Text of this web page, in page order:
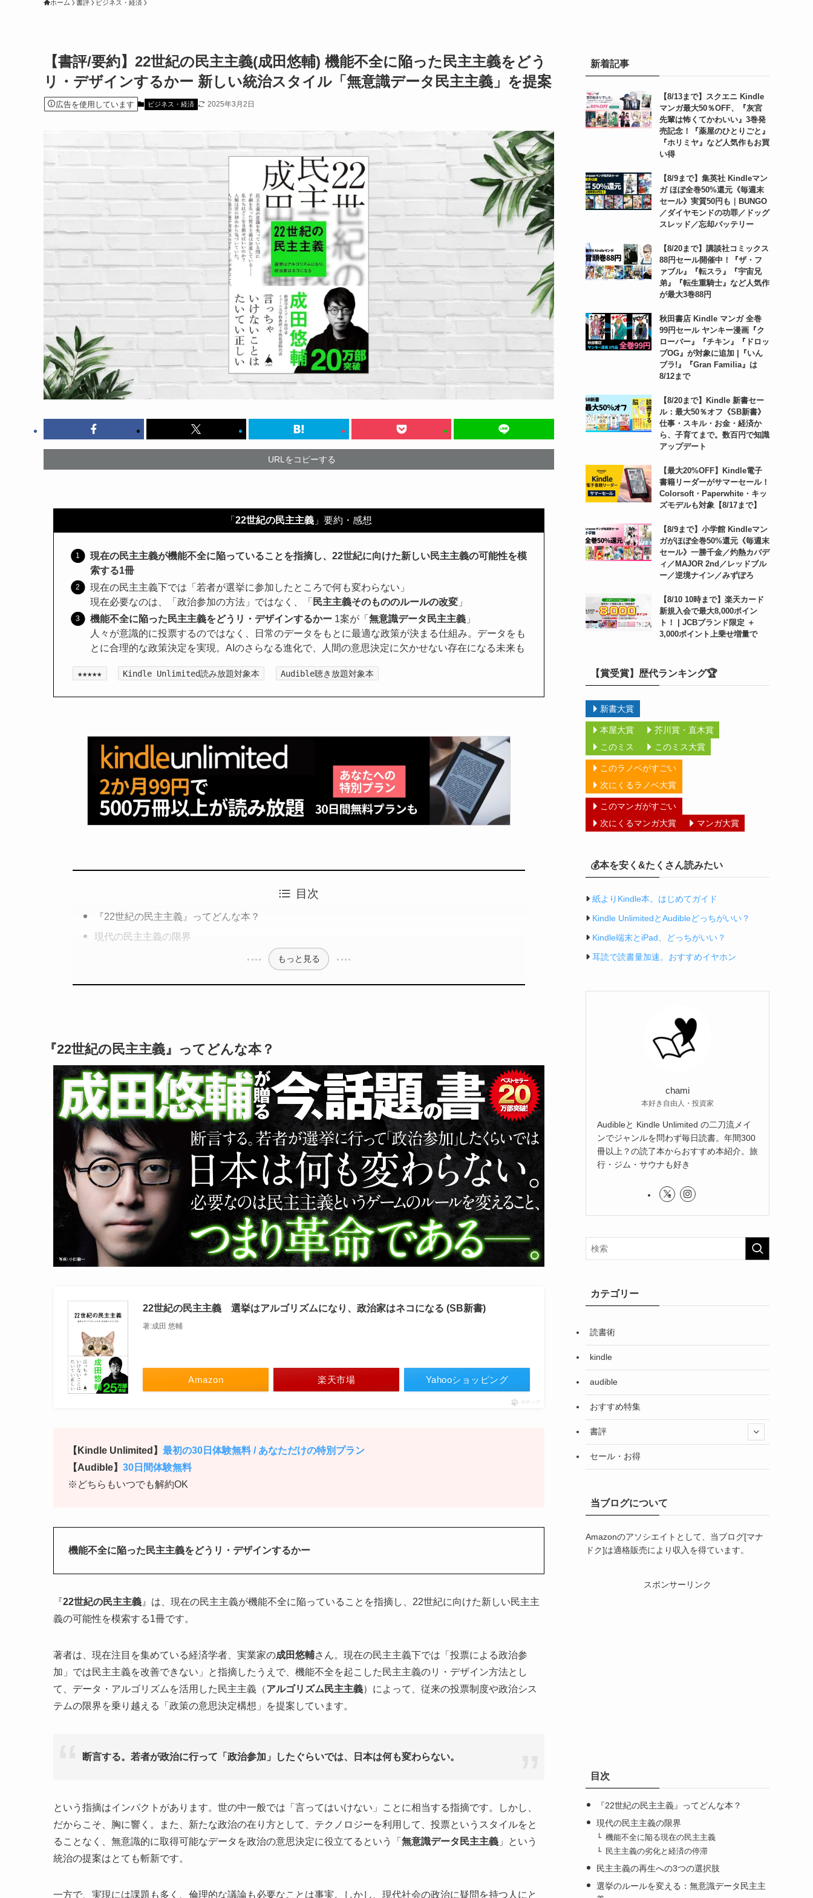
ホーム 書評 ビジネス・経済
【書評/要約】22世紀の民主主義(成田悠輔) 機能不全に陥った民主主義をどう
リ・デザインするかー 新しい統治スタイル「無意識データ民主主義」を提案
広告を使用しています ビジネス・経済 2025年3月2日
URLをコピーする
「 22世紀の民主主義 」要約・感想
現在の民主主義が機能不全に陥っていることを指摘し、22世紀に向けた新しい民主主義の可能性を模
索する1冊
現在の民主主義下では「若者が選挙に参加したところで何も変わらない」
現在必要なのは、「政治参加の方法」ではなく、「 民主主義そのもののルールの改変 」
機能不全に陥った民主主義をどうリ・デザインするかー 1案が「 無意識データ民主主義 」
人々が意識的に投票するのではなく、日常のデータをもとに最適な政策が決まる仕組み。データをも
とに合理的な政策決定を実現。AIのさらなる進化で、人間の意思決定に欠かせない存在になる未来も
★★★★★ Kindle Unlimited読み放題対象本 Audible聴き放題対象本
目次
『22世紀の民主主義』ってどんな本？
現代の民主主義の限界
もっと見る
『22世紀の民主主義』ってどんな本？
22世紀の民主主義 選挙はアルゴリズムになり、政治家はネコになる (SB新書)
著:成田 悠輔
Amazon 楽天市場 Yahooショッピング
ポチップ
【Kindle Unlimited】 最初の30日体験無料 / あなただけの特別プラン
【Audible】 30日間体験無料
※どちらもいつでも解約OK
機能不全に陥った民主主義をどうリ・デザインするかー
『22世紀の民主主義 』は、現在の民主主義が機能不全に陥っていることを指摘し、22世紀に向けた新しい民主主
義の可能性を模索する1冊です。
著者は、現在注目を集めている経済学者、実業家の成田悠輔さん。現在の民主主義下では「投票による政治参
加」では民主主義を改善できない」と指摘したうえで、機能不全を起こした民主主義のリ・デザイン方法とし
て、データ・アルゴリズムを活用した民主主義（アルゴリズム民主主義）によって、従来の投票制度や政治シス
テムの限界を乗り越える「政策の意思決定構想」を提案しています。
断言する。若者が政治に行って「政治参加」したぐらいでは、日本は何も変わらない。
という指摘はインパクトがあります。世の中一般では「言ってはいけない」ことに相当する指摘です。しかし、
だからこそ、胸に響く。また、新たな政治の在り方として、テクノロジーを利用して、投票というスタイルをと
ることなく、無意識的に取得可能なデータを政治の意思決定に役立てるという「 無意識データ民主主義 」という
統治の提案はとても斬新です。
一方で、実現には課題も多く、倫理的な議論も必要なことは事実。しかし、現代社会の政治に疑問を持つ人にと
新着記事
【8/13まで】スクエニ Kindle
マンガ最大50％OFF、『灰宮
先輩は怖くてかわいい』3巻発
売記念！『薬屋のひとりごと』
『ホリミヤ』など人気作もお買
い得
【8/9まで】集英社 Kindleマン
ガ ほぼ全巻50%還元《毎週末
セール》実質50円も｜BUNGO
／ダイヤモンドの功罪／ドッグ
スレッド／忘却バッテリー
【8/20まで】講談社コミックス
88円セール開催中！『ザ・フ
ァブル』『転スラ』『宇宙兄
弟』『転生重騎士』など人気作
が最大3巻88円
秋田書店 Kindle マンガ 全巻
99円セール ヤンキー漫画『ク
ローバー』『チキン』『ドロッ
プOG』が対象に追加 |『いん
ブラ!』『Gran Familia』は
8/12まで
【8/20まで】Kindle 新書セー
ル：最大50％オフ《SB新書》
仕事・スキル・お金・経済か
ら、子育てまで。数百円で知識
アップデート
【最大20%OFF】Kindle電子
書籍リーダーがサマーセール！
Colorsoft・Paperwhite・キッ
ズモデルも対象【8/17まで】
【8/9まで】小学館 Kindleマン
ガがほぼ全巻50%還元《毎週末
セール》一勝千金／灼熱カバデ
ィ／MAJOR 2nd／レッドブル
ー／逆境ナイン／みずぽろ
【8/10 10時まで】楽天カード
新規入会で最大8,000ポイン
ト！ | JCBブランド限定 ＋
3,000ポイント上乗せ増量で
【賞受賞】歴代ランキング🏆
新書大賞
本屋大賞
芥川賞・直木賞
このミス
このミス大賞
このラノベがすごい
次にくるラノベ大賞
このマンガがすごい
次にくるマンガ大賞
マンガ大賞
💰本を安く&たくさん読みたい
紙よりKindle本。はじめてガイド
Kindle UnlimitedとAudibleどっちがいい？
Kindle端末とiPad、どっちがいい？
耳読で読書量加速。おすすめイヤホン
chami
本好き自由人・投資家
Audibleと Kindle Unlimited の二刀流メイ
ンでジャンルを問わず毎日読書。年間300
冊以上？の読了本からおすすめ本紹介。旅
行・ジム・サウナも好き
カテゴリー
読書術
kindle
audible
おすすめ特集
書評
セール・お得
当ブログについて
Amazonのアソシエイトとして、当ブログ[マナ
ドク]は適格販売により収入を得ています。
スポンサーリンク
目次
『22世紀の民主主義』ってどんな本？
現代の民主主義の限界
機能不全に陥る現在の民主主義
民主主義の劣化と経済の停滞
民主主義の再生への3つの選択肢
選挙のルールを変える：無意識データ民主主